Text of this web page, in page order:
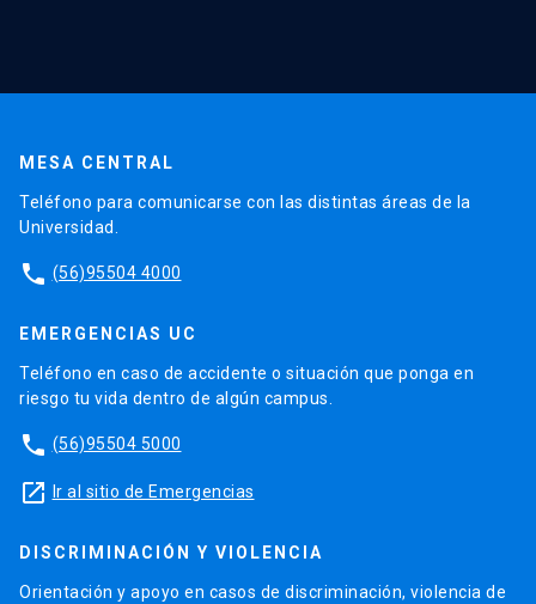
MESA CENTRAL
Teléfono para comunicarse con las distintas áreas de la
Universidad.
phone (56)95504 4000
EMERGENCIAS UC
Teléfono en caso de accidente o situación que ponga en
riesgo tu vida dentro de algún campus.
phone (56)95504 5000
launch Ir al sitio de Emergencias
DISCRIMINACIÓN Y VIOLENCIA
Orientación y apoyo en casos de discriminación, violencia de